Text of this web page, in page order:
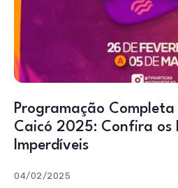
Programação
Caicó 2025: Confira os
Imperdíveis
04/02/2025